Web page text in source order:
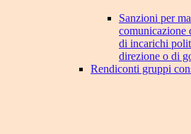
Sanzioni per
comunicazione
di incarichi
direzione o di
Rendiconti gruppi